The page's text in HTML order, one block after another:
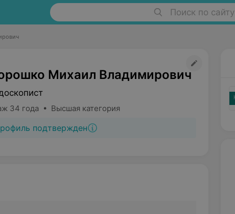
Поиск по сайту
Михаил Владимирович
34 года • Высшая категория
подтвержден